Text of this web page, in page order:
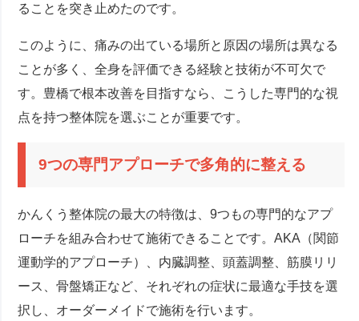
ることを突き止めたのです。
このように、痛みの出ている場所と原因の場所は異なる
ことが多く、全身を評価できる経験と技術が不可欠で
す。豊橋で根本改善を目指すなら、こうした専門的な視
点を持つ整体院を選ぶことが重要です。
9つの専門アプローチで多角的に整える
かんくう整体院の最大の特徴は、9つもの専門的なアプ
ローチを組み合わせて施術できることです。AKA（関節
運動学的アプローチ）、内臓調整、頭蓋調整、筋膜リリ
ース、骨盤矯正など、それぞれの症状に最適な手技を選
択し、オーダーメイドで施術を行います。